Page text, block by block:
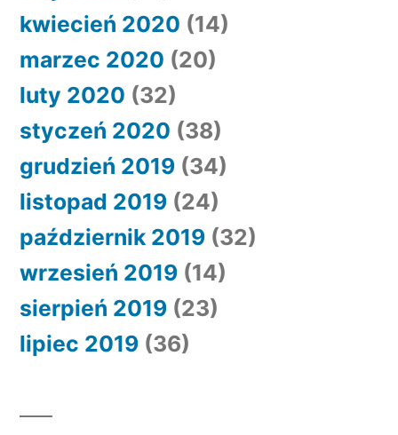
kwiecień 2020 (14)
marzec 2020 (20)
luty 2020 (32)
styczeń 2020 (38)
grudzień 2019 (34)
listopad 2019 (24)
październik 2019 (32)
wrzesień 2019 (14)
sierpień 2019 (23)
lipiec 2019 (36)